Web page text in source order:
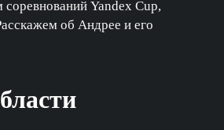
Yandex Cup,
об Андрее и его